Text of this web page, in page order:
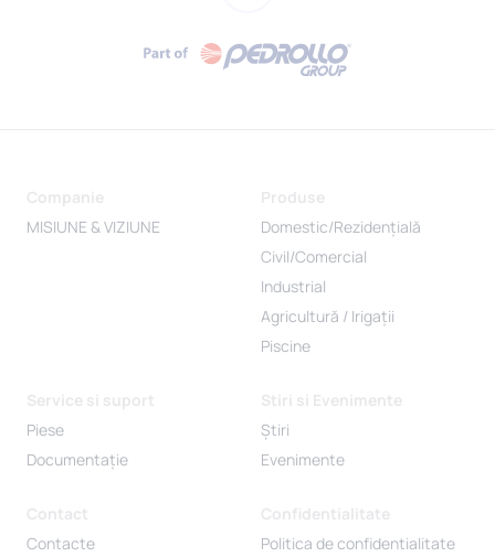
MISIUNE & VIZIUNE
Domestic/Rezidențială
Civil/Comercial
Industrial
Agricultură / Irigații
Piscine
Piese
Documentație
Știri
Evenimente
Contacte
Politica de confidentialitate